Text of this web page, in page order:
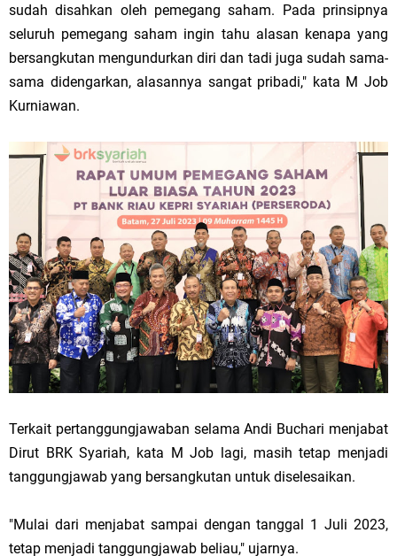
sudah disahkan oleh pemegang saham. Pada prinsipnya
seluruh pemegang saham ingin tahu alasan kenapa yang
bersangkutan mengundurkan diri dan tadi juga sudah sama-
sama didengarkan, alasannya sangat pribadi," kata M Job
Kurniawan.
Terkait pertanggungjawaban selama Andi Buchari menjabat
Dirut BRK Syariah, kata M Job lagi, masih tetap menjadi
tanggungjawab yang bersangkutan untuk diselesaikan.
"Mulai dari menjabat sampai dengan tanggal 1 Juli 2023,
tetap menjadi tanggungjawab beliau," ujarnya.